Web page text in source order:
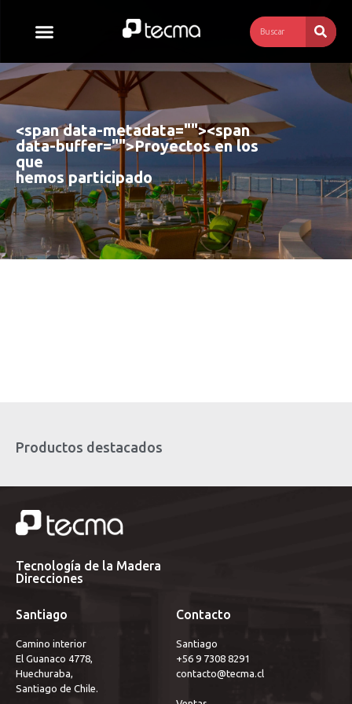
<span data-metadata=""><span
data-buffer="">Proyectos en los
que
hemos participado
Productos destacados
Tecnología de la Madera
Direcciones
Santiago
Camino interior
El Guanaco 4778,
Huechuraba,
Santiago de Chile.
Contacto
Santiago
+56 9 7308 8291
contacto@tecma.cl